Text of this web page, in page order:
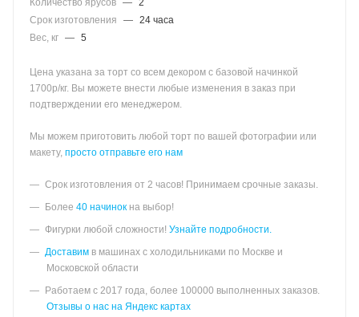
Количество ярусов — 2
Срок изготовления
— 24 часа
Вес, кг — 5
Цена указана за торт со всем декором с базовой начинкой
1700р/кг. Вы можете внести любые изменения в заказ при
подтверждении его менеджером.
Мы можем приготовить любой торт по вашей фотографии или
макету, просто отправьте его нам
Срок изготовления от 2 часов! Принимаем срочные заказы.
Более 40 начинок на выбор!
Фигурки любой сложности! Узнайте подробности.
Доставим в машинах с холодильниками по Москве и
Московской области
Работаем с 2017 года, более 100000 выполненных заказов.
Отзывы о нас на Яндекс картах